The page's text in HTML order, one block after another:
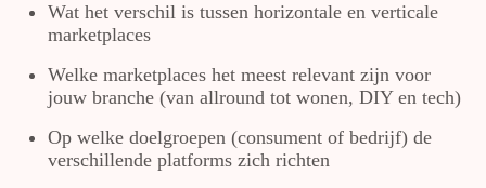
Wat het verschil is tussen horizontale en verticale
marketplaces
Welke marketplaces het meest relevant zijn voor
jouw branche (van allround tot wonen, DIY en tech)
Op welke doelgroepen (consument of bedrijf) de
verschillende platforms zich richten